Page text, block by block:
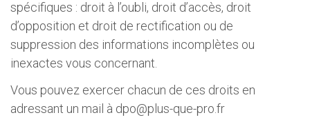
spécifiques : droit à l’oubli, droit d’accès, droit
d’opposition et droit de rectification ou de
suppression des informations incomplètes ou
inexactes vous concernant.
Vous pouvez exercer chacun de ces droits en
adressant un mail à dpo@plus-que-pro.fr